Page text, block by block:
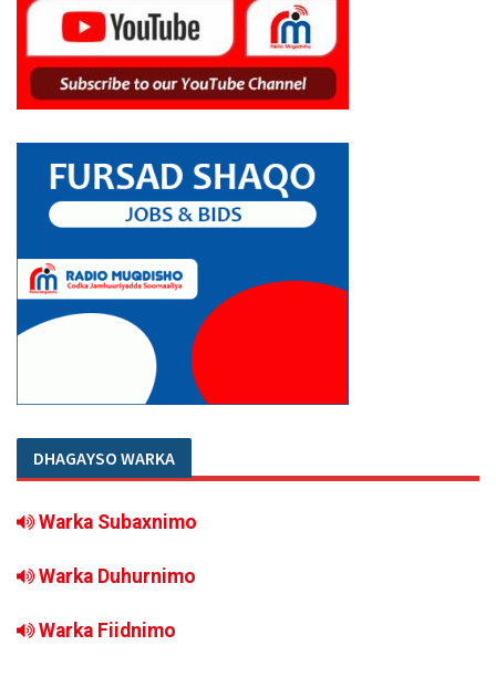
DHAGAYSO WARKA
Warka Subaxnimo
Warka Duhurnimo
Warka Fiidnimo